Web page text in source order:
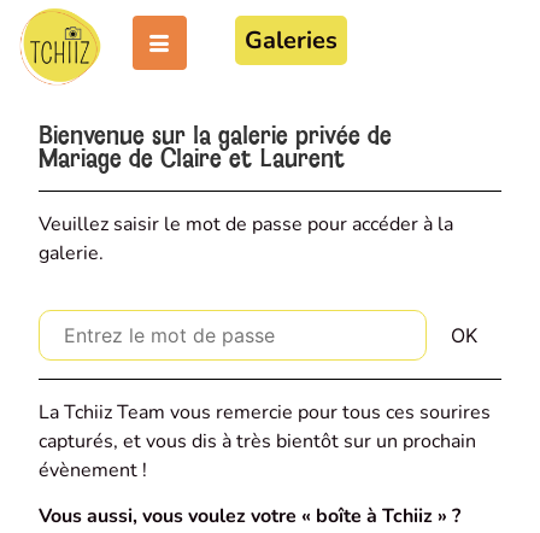
Galeries
Bienvenue sur la galerie privée de
Mariage de Claire et Laurent
Veuillez saisir le mot de passe pour accéder à la
galerie.
La Tchiiz Team vous remercie pour tous ces sourires
capturés, et vous dis à très bientôt sur un prochain
évènement !
Vous aussi, vous voulez votre « boîte à Tchiiz » ?